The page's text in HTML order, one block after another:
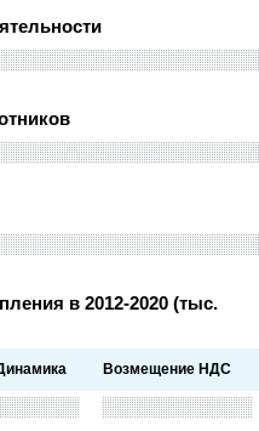
в 2012-2020 (тыс.
Возмещение НДС